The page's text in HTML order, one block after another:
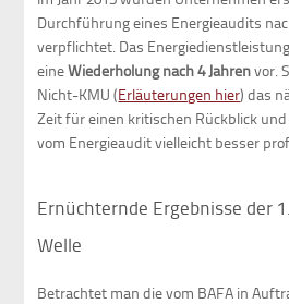
Durchführung eines Energieaudits
verpflichtet. Das
eineWiederholung nach 4 Jahrenvor.
Nicht-KMU (Erläuterungen hier) das
Zeit für einen kritischen Rückblick und
vom Energieaudit vielleicht besser
Ernüchternde Ergebnisse der
Welle
Betrachtet man die vom BAFA in